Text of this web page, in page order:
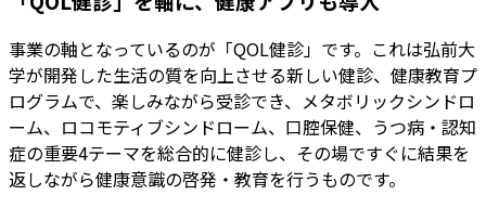
事業の軸となっているのが「QOL健診」です。これは弘前大
学が開発した生活の質を向上させる新しい健診、健康教育プ
ログラムで、楽しみながら受診でき、メタボリックシンドロ
ーム、ロコモティブシンドローム、口腔保健、うつ病・認知
症の重要4テーマを総合的に健診し、その場ですぐに結果を
返しながら健康意識の啓発・教育を行うものです。